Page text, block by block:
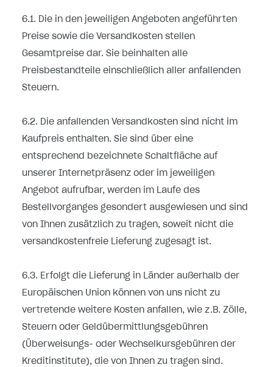
6.1. Die in den jeweiligen Angeboten angeführten
Preise sowie die Versandkosten stellen
Gesamtpreise dar. Sie beinhalten alle
Preisbestandteile einschließlich aller anfallenden
Steuern.
6.2. Die anfallenden Versandkosten sind nicht im
Kaufpreis enthalten. Sie sind über eine
entsprechend bezeichnete Schaltfläche auf
unserer Internetpräsenz oder im jeweiligen
Angebot aufrufbar, werden im Laufe des
Bestellvorganges gesondert ausgewiesen und sind
von Ihnen zusätzlich zu tragen, soweit nicht die
versandkostenfreie Lieferung zugesagt ist.
6.3. Erfolgt die Lieferung in Länder außerhalb der
Europäischen Union können von uns nicht zu
vertretende weitere Kosten anfallen, wie z.B. Zölle,
Steuern oder Geldübermittlungsgebühren
(Überweisungs- oder Wechselkursgebühren der
Kreditinstitute), die von Ihnen zu tragen sind.